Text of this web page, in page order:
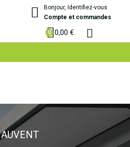
Bonjour, Identifiez-vous
Compte et commandes
0,00 €
AUVENT